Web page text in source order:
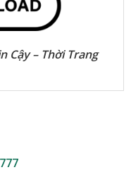
Cậy – Thời Trang